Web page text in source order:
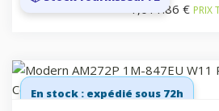
1,011.86 € PRIX
En stock : expédié sous 72h